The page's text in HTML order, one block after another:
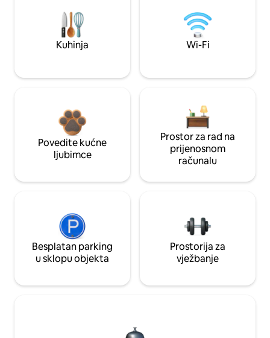
Kuhinja Wi-Fi
Povedite kućne
ljubimce
Prostor za rad na
prijenosnom
računalu
Besplatan parking
u sklopu objekta
Prostorija za
vježbanje